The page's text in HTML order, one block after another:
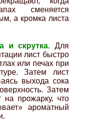
сменяется
а кромка листа
и скрутка. Для
лист быстро
или печах при
Затем лист
выхода сока
Затем
на прожарку, что
ароматный